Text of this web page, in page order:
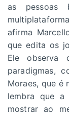
as pessoas
afirma
que edita os
Ele observa
paradigmas,
Moraes, que é
lembra que a
mostrar ao